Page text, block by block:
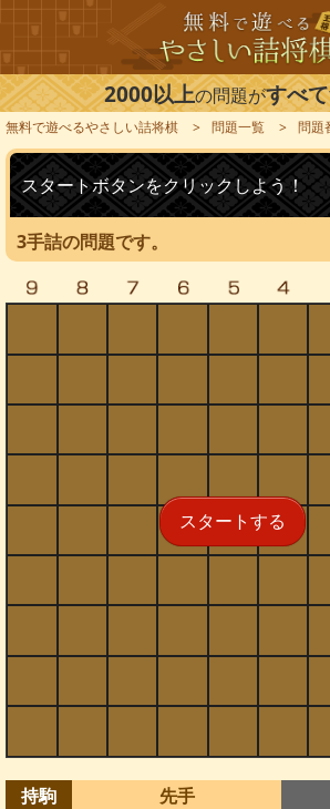
2000以上の問題がすべ
無料で遊べるやさしい詰将棋 問題一覧 問題
スタートボタンをクリックしよう！
3手詰の問題です。
スタートする
持駒 先手